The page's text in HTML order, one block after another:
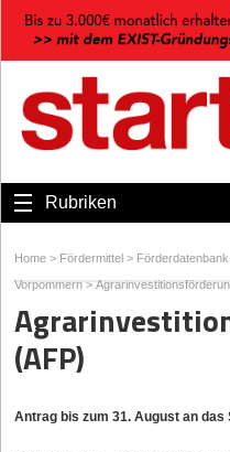
Rubriken
Home > Fördermittel > Förderdatenbank
Vorpommern >
(AFP)
Antrag bis zum 31. August an das